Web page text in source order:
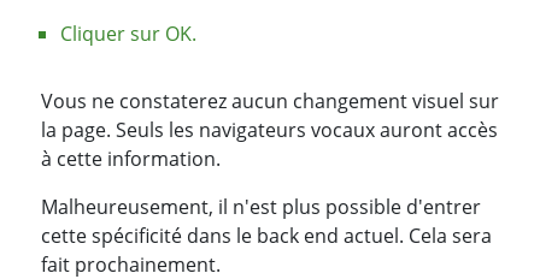
Cliquer sur OK.
Vous ne constaterez aucun changement visuel sur
la page. Seuls les navigateurs vocaux auront accès
à cette information.
Malheureusement, il n'est plus possible d'entrer
cette spécificité dans le back end actuel. Cela sera
fait prochainement.